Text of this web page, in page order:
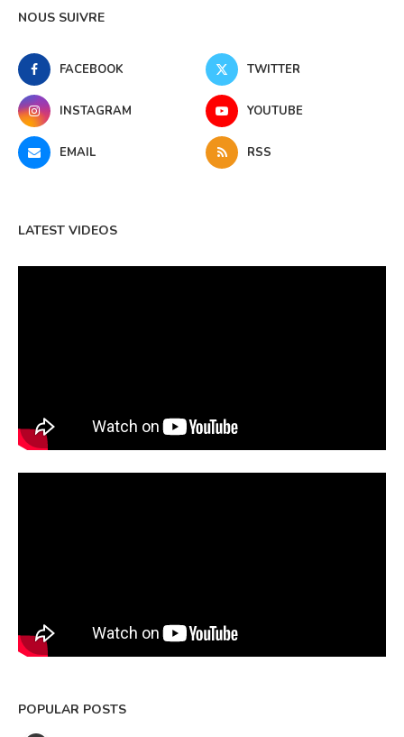
NOUS SUIVRE
FACEBOOK TWITTER
INSTAGRAM YOUTUBE
EMAIL RSS
LATEST VIDEOS
POPULAR POSTS